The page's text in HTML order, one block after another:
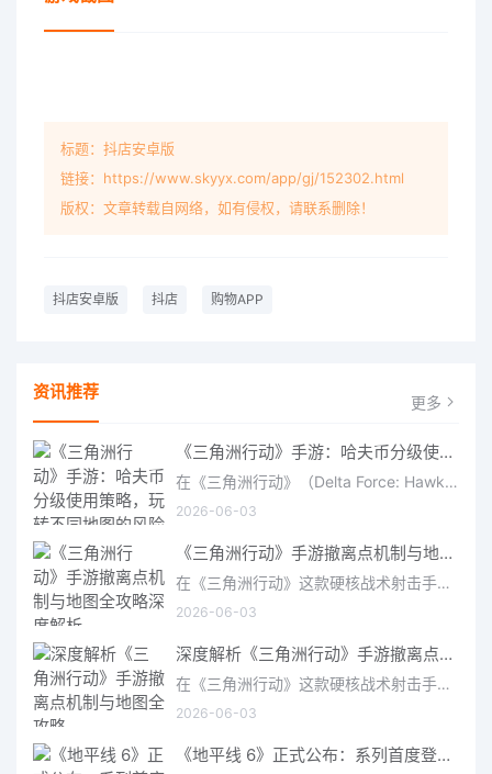
标题：抖店安卓版
链接：https://www.skyyx.com/app/gj/152302.html
版权：文章转载自网络，如有侵权，请联系删除！
抖店安卓版 抖店 购物APP
资讯推荐 更多
《三角洲行动》手游：哈夫币分级使用策略，玩转不同地图的风险与回报
在《三角洲行动》（Delta Force: Hawk Ops）“烽火地带”模式中，地图被划分为“普通”、“机密”和“绝密”三个
2026-06-03
《三角洲行动》手游撤离点机制与地图全攻略深度解析
在《三角洲行动》这款硬核战术射击手游中，撤离是每位干员行动的核心目标。无论你在战场中搜刮了多少高价值物
2026-06-03
深度解析《三角洲行动》手游撤离点机制与地图全攻略
在《三角洲行动》这款硬核战术射击手游中，撤离是每位干员行动的核心目标。无论你在战场中搜刮了多少高价值物
2026-06-03
《地平线 6》正式公布：系列首度登陆亚洲，日本嘉年华即将启幕